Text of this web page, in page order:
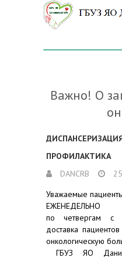
Важно! О
ПРОФИЛАКТИКА
DANCRB
Уважаемые
ЕЖЕНЕДЕЛЬНО
по четвергам с
доставка
онкологическую
ГБУЗ ЯО